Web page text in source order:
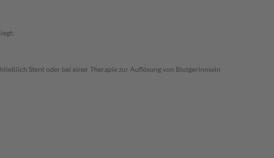
Stent oder bei einer Therapie zur Auflösung von Blutgerinnseln